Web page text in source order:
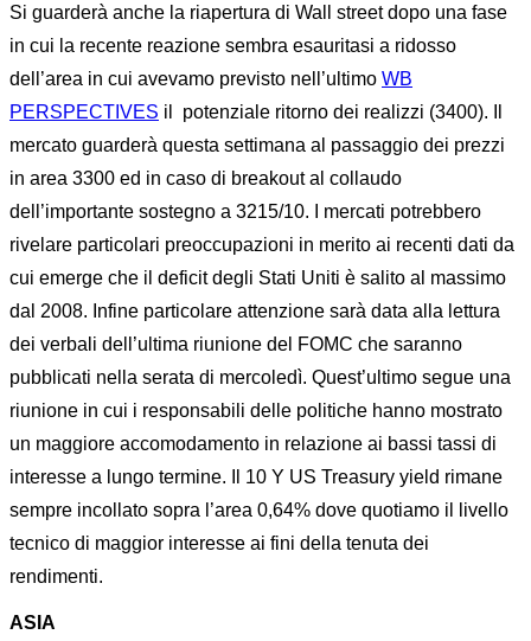
Si guarderà anche la riapertura di Wall street dopo una fase
in cui la recente reazione sembra esauritasi a ridosso
dell’area in cui avevamo previsto nell’ultimo WB
PERSPECTIVES il
potenziale ritorno dei realizzi (3400). Il
mercato guarderà questa settimana al passaggio dei prezzi
in area 3300 ed in caso di breakout al collaudo
dell’importante sostegno a 3215/10. I mercati potrebbero
rivelare particolari preoccupazioni in merito ai recenti dati da
cui emerge che il deficit degli Stati Uniti è salito al massimo
dal 2008. Infine particolare attenzione sarà data alla lettura
dei verbali dell’ultima riunione del FOMC che saranno
pubblicati nella serata di mercoledì. Quest’ultimo segue una
riunione in cui i responsabili delle politiche hanno mostrato
un maggiore accomodamento in relazione ai bassi tassi di
interesse a lungo termine. Il 10 Y US Treasury yield rimane
sempre incollato sopra l’area 0,64% dove quotiamo il livello
tecnico di maggior interesse ai fini della tenuta dei
rendimenti.
ASIA